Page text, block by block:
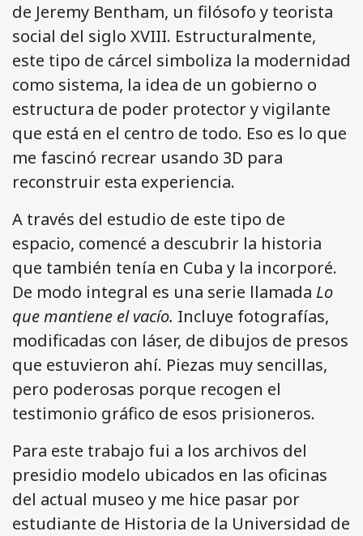
de Jeremy Bentham, un filósofo y teorista
social del siglo XVIII. Estructuralmente,
este tipo de cárcel simboliza la modernidad
como sistema, la idea de un gobierno o
estructura de poder protector y vigilante
que está en el centro de todo. Eso es lo que
me fascinó recrear usando 3D para
reconstruir esta experiencia.
A través del estudio de este tipo de
espacio, comencé a descubrir la historia
que también tenía en Cuba y la incorporé.
De modo integral es una serie llamada Lo
que mantiene el vacío. Incluye fotografías,
modificadas con láser, de dibujos de presos
que estuvieron ahí. Piezas muy sencillas,
pero poderosas porque recogen el
testimonio gráfico de esos prisioneros.
Para este trabajo fui a los archivos del
presidio modelo ubicados en las oficinas
del actual museo y me hice pasar por
estudiante de Historia de la Universidad de